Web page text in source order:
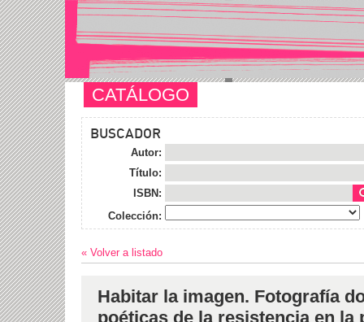
CATÁLOGO
BUSCADOR
Autor:
Título:
ISBN:
Colección:
« Volver a listado
Habitar la imagen. Fotografía
poéticas de la resistencia en la